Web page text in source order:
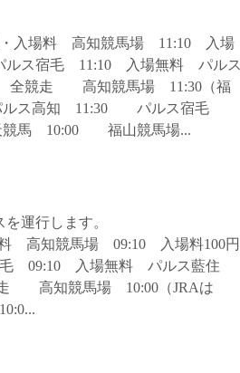
・入場料 高知競馬場 11:10 入場
ルス宿毛 11:10 入場無料 パルス
全競走 高知競馬場 11:30（福
ルス高知 11:30 パルス宿毛
馬 10:00 福山競馬場...
運行します。
場料 高知競馬場 09:10 入場料100円
毛 09:10 入場無料 パルス藍住
走 高知競馬場 10:00（JRAは